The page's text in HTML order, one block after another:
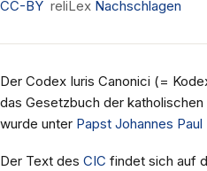
CC-BY reliLex Nachschlagen
Der Codex Iuris Canonici (=
das Gesetzbuch der
wurde unter Papst Johannes Paul
Der Text des CIC findet sich auf